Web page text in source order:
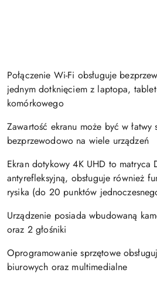
Połączenie Wi-Fi obsługuje
jednym dotknięciem z laptopa,
komórkowego
Zawartość ekranu może być w łatwy
bezprzewodowo na wiele urządzeń
Ekran dotykowy 4K UHD to matryca
antyrefleksyjną, obsługuje również
rysika (do 20 punktów
Urządzenie posiada wbudowaną
oraz 2 głośniki
Oprogramowanie sprzętowe
biurowych oraz multimedialne